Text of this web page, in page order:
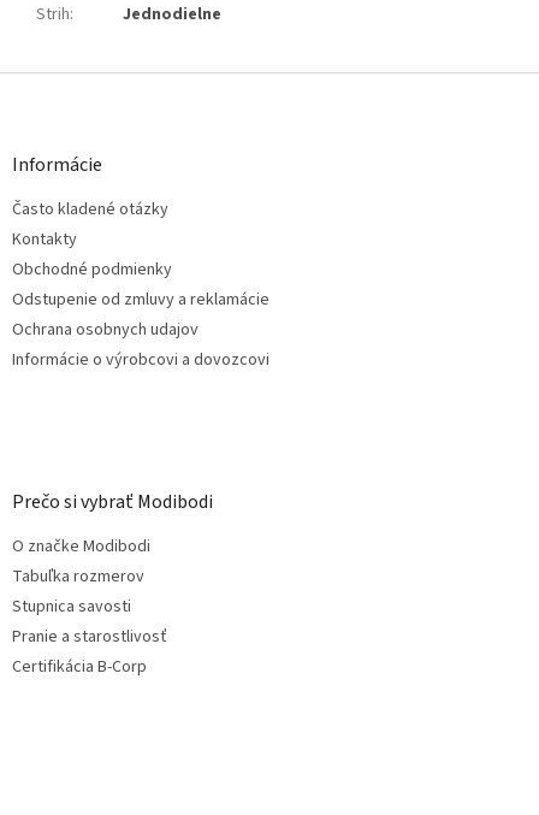
Strih: Jednodielne
Z
Informácie
Často kladené otázky
Kontakty
Obchodné podmienky
Odstupenie od zmluvy a reklamácie
Ochrana osobnych udajov
Informácie o výrobcovi a dovozcovi
Prečo si vybrať Modibodi
O značke Modibodi
Tabuľka rozmerov
Stupnica savosti
Pranie a starostlivosť
Certifikácia B-Corp